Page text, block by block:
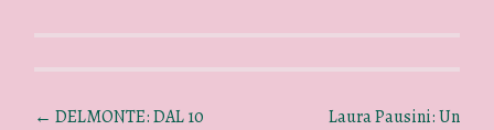
← DELMONTE: DAL 10
Laura Pausini: Un